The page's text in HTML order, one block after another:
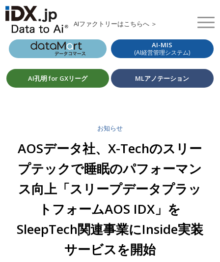
AIファクトリーはこちらへ ＞
AI-MIS
(AI経営管理システム)
AI孔明 for GXリーグ MLアノテーション
お知らせ
AOSデータ社、X-Techのスリー
プテックで睡眠のパフォーマン
ス向上「スリープデータプラッ
トフォームAOS IDX」を
SleepTech関連事業にInside実装
サービスを開始